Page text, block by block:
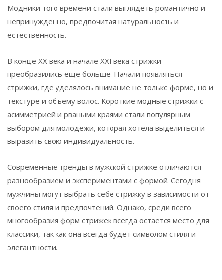
Модники того времени стали выглядеть романтично и
непринужденно, предпочитая натуральность и
естественность.
В конце XX века и начале XXI века стрижки
преобразились еще больше. Начали появляться
стрижки, где уделялось внимание не только форме, но и
текстуре и объему волос. Короткие модные стрижки с
асимметрией и рваными краями стали популярным
выбором для молодежи, которая хотела выделиться и
выразить свою индивидуальность.
Современные тренды в мужской стрижке отличаются
разнообразием и экспериментами с формой. Сегодня
мужчины могут выбрать себе стрижку в зависимости от
своего стиля и предпочтений. Однако, среди всего
многообразия форм стрижек всегда остается место для
классики, так как она всегда будет символом стиля и
элегантности.